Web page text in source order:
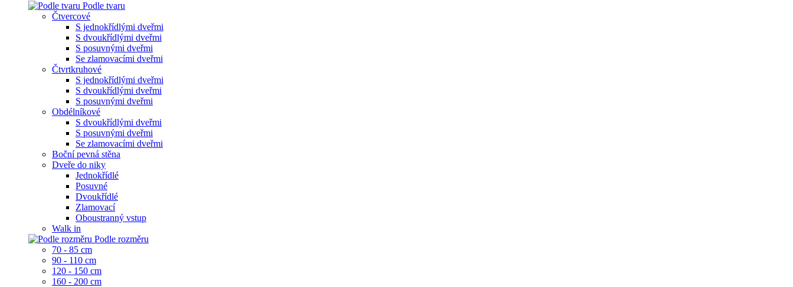
Podle tvaru
Čtvercové
S jednokřídlými dveřmi
S dvoukřídlými dveřmi
S posuvnými dveřmi
Se zlamovacími dveřmi
Čtvrtkruhové
S jednokřídlými dveřmi
S dvoukřídlými dveřmi
S posuvnými dveřmi
Obdélníkové
S dvoukřídlými dveřmi
S posuvnými dveřmi
Se zlamovacími dveřmi
Boční pevná stěna
Dveře do niky
Jednokřídlé
Posuvné
Dvoukřídlé
Zlamovací
Oboustranný vstup
Walk in
Podle rozměru
70 - 85 cm
90 - 110 cm
120 - 150 cm
160 - 200 cm